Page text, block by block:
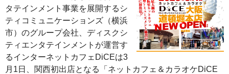
タテインメント事業を展開するシ
ティコミュニケーションズ（横浜
市）のグループ会社、ディスクシ
ティエンタテインメントが運営す
るインターネットカフェDiCEは3
月1日、関西初出店となる「ネットカフェ＆カラオケDiCE